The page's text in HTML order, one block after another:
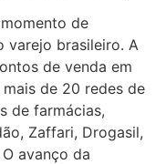
de
varejo brasileiro. A
de venda em
de 20 redes de
de farmácias,
Zaffari, Drogasil,
avanço da